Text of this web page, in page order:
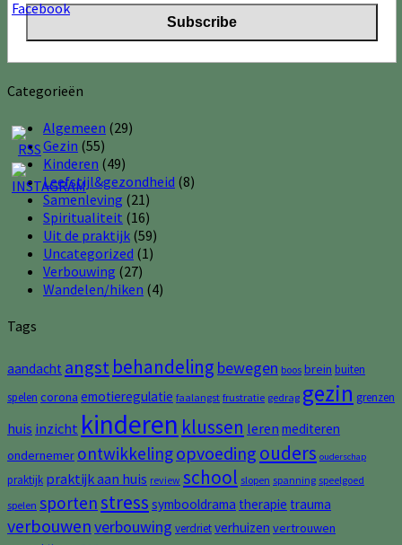
Categorieën
Algemeen (29)
Gezin (55)
Kinderen (49)
Leefstijl&gezondheid (8)
Samenleving (21)
Spiritualiteit (16)
Uit de praktijk (59)
Uncategorized (1)
Verbouwing (27)
Wandelen/hiken (4)
Tags
aandacht angst behandeling bewegen boos brein buiten
spelen corona emotieregulatie faalangst frustratie gedrag gezin grenzen
huis inzicht kinderen klussen leren mediteren
ondernemer ontwikkelingopvoeding ouders ouderschap
praktijk praktijk aan huis review school slopen spanning speelgoed
spelen sportenstress symbooldrama therapie trauma
verbouwenverbouwing verdrietverhuizen vertrouwen